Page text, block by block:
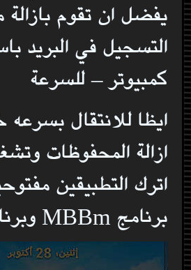
يفضل ان تقوم
التسجيل في البريد
كمبيوتر – للسرعة
ايظا للانتقال بسرعه
ازالة المحفوظات
اترك التطبيقين
برنامج MBBm وبرنامج التنظيف